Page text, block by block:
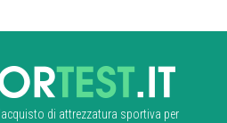
di attrezzatura sportiva per